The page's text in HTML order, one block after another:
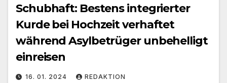
Schubhaft: Bestens integrierter
Kurde bei Hochzeit verhaftet
während Asylbetrüger unbehelligt
einreisen
16. 01. 2024 REDAKTION